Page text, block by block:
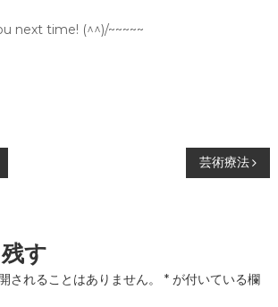
next time! (^^)/~~~~~
芸術療法
す
されることはありません。 *が付いている欄